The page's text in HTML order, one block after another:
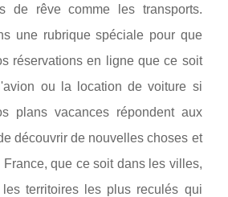
de rêve comme les transports.
une rubrique spéciale pour que
réservations en ligne que ce soit
ou la location de voiture si
plans vacances répondent aux
découvrir de nouvelles choses et
que ce soit dans les villes,
territoires les plus reculés qui